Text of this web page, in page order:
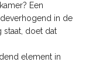
Een
in de
staat, doet dat
element in